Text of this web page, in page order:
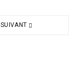
SUIVANT